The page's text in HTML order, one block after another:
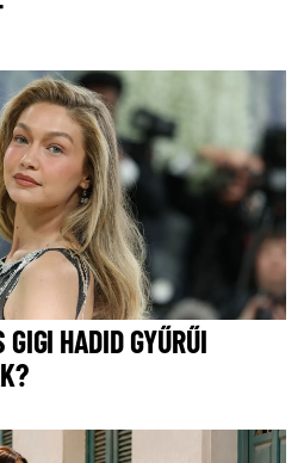
GIGI HADID GYŰRŰI